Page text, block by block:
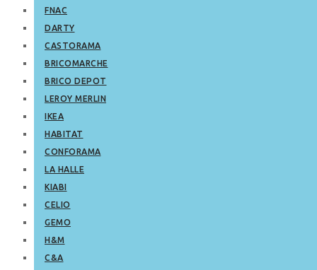
FNAC
DARTY
CASTORAMA
BRICOMARCHE
BRICO DEPOT
LEROY MERLIN
IKEA
HABITAT
CONFORAMA
LA HALLE
KIABI
CELIO
GEMO
H&M
C&A